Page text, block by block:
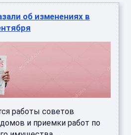
об изменениях в
работы советов
и приемки работ по